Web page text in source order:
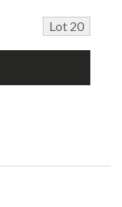
Lot 20